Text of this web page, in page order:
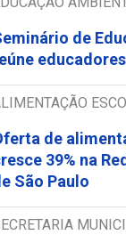
de
de
39% na
São Paulo